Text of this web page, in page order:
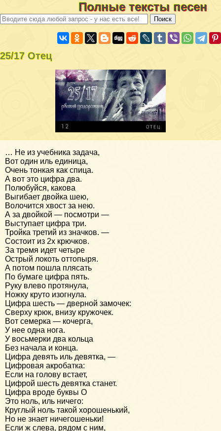
Полные тексты песен
25/17 Отец
… Не из учебника задача,
Вот один иль единица,
Очень тонкая как спица.
А вот это цифра два.
Полюбуйся, какова
Выгибает двойка шею,
Волочится хвост за нею.
А за двойкой — посмотри —
Выступает цифра три.
Тройка третий из значков. —
Состоит из 2х крючков.
За тремя идет четыре
Острый локоть оттопыря.
А потом пошла плясать
По бумаге цифра пять.
Руку влево протянула,
Ножку круто изогнула.
Цифра шесть — дверной замочек:
Сверху крюк, внизу кружочек.
Вот семерка — кочерга,
У нее одна нога.
У восьмерки два кольца
Без начала и конца.
Цифра девять иль девятка, —
Цифровая акробатка:
Если на голову встает,
Цифрой шесть девятка станет.
Цифра вроде буквы О
Это ноль, иль ничего:
Круглый ноль такой хорошенький,
Но не знает ничегошеньки!
Если ж слева, рядом с ним,